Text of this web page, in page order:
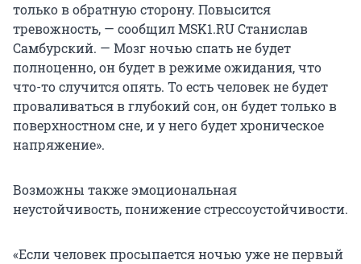
только в обратную сторону. Повысится
тревожность, — сообщил MSK1.RU Станислав
Самбурский. — Мозг ночью спать не будет
полноценно, он будет в режиме ожидания, что
что-то случится опять. То есть человек не будет
проваливаться в глубокий сон, он будет только в
поверхностном сне, и у него будет хроническое
напряжение».
Возможны также эмоциональная
неустойчивость, понижение стрессоустойчивости.
«Если человек просыпается ночью уже не первый